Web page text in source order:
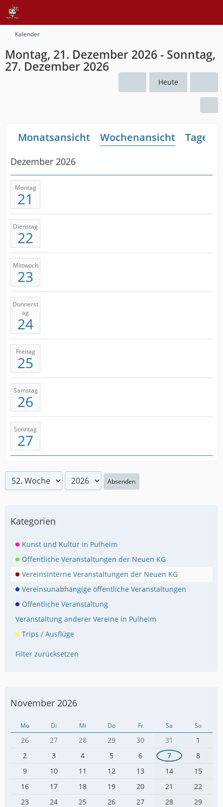
Kalender
Montag, 21. Dezember 2026 - Sonntag,
27. Dezember 2026
Heute
Monatsansicht Wochenansicht
Dezember 2026
Montag
21
Dienstag
22
Mittwoch
23
Donnerst
ag
24
Freitag
25
Samstag
26
Sonntag
27
Absenden
Kategorien
Kunst und Kultur in Pulheim
Öffentliche Veranstaltungen der Neuen KG
Vereinsinterne Veranstaltungen der Neuen KG
Vereinsunabhängige öffentliche Veranstaltungen
Öffentliche Veranstaltung
Veranstaltung anderer Vereine in Pulheim
Trips / Ausflüge
Filter zurücksetzen
November 2026
Mo Di Mi Do Fr Sa So
26 27 28 29 30 31
1
2
3 4 5 6 7
8
9
10 11 12 13 14
15
16
17 18 19 20 21
22
23
24 25 26 27 28
29